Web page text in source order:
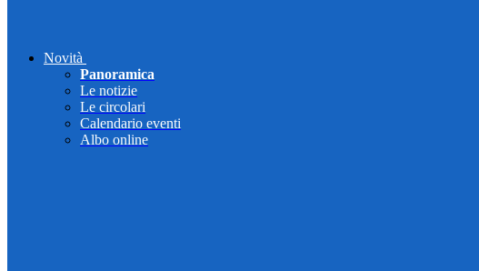
Novità
Panoramica
Le notizie
Le circolari
Calendario eventi
Albo online